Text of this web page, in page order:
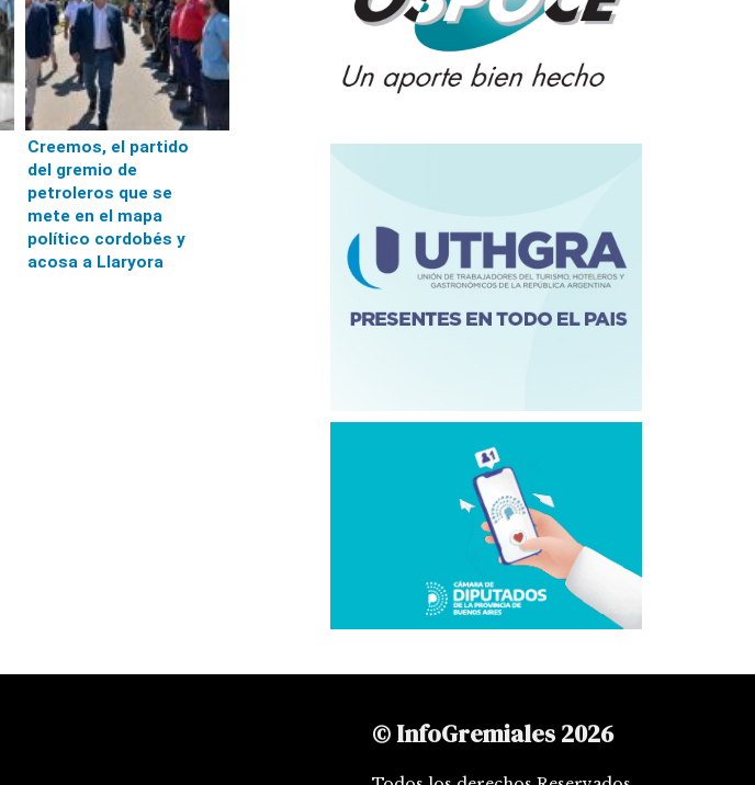
Creemos, el partido
del gremio de
petroleros que se
mete en el mapa
político cordobés y
acosa a Llaryora
© InfoGremiales 2026